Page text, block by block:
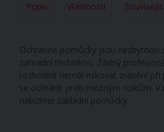
Popis Vlastnosti
Ochranné pomůcky jsou nezbytnou
zahradní technikou. Žádný
rozhodně neměl riskovat zranění
se ochránit proti možným rizikům. V
nabízíme základní pomůcky.